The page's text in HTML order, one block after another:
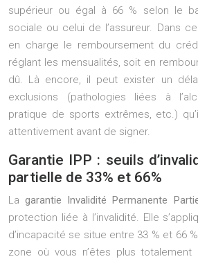
supérieur ou égal à 66 % selon le
sociale ou celui de l’assureur. Dans
en charge le remboursement du
réglant les mensualités, soit en
dû. Là encore, il peut exister un
exclusions (pathologies liées à
pratique de sports extrêmes, etc.)
attentivement avant de signer.
Garantie IPP : seuils
partielle de 33% et 66%
Lagarantie Invalidité Permanente
protection liée à l’invalidité. Elle
d’incapacité se situe entre 33 % et 66
zone où vous n’êtes plus